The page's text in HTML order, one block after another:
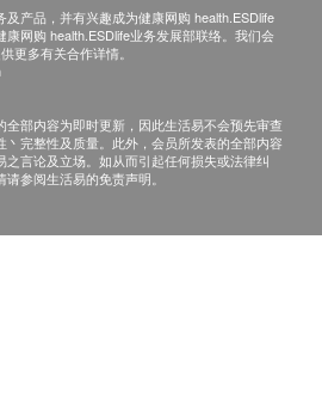
产品，并有兴趣成为健康网购 health.ESDlife
网购 health.ESDlife业务发展部联络。我们会
更多有关合作详情。
部内容为即时更新，因此生活易不会预先审查
完整性及质量。此外，会员所发表的全部内容
言论及立场。如从而引起任何损失或法律纠
参阅生活易的免责声明。